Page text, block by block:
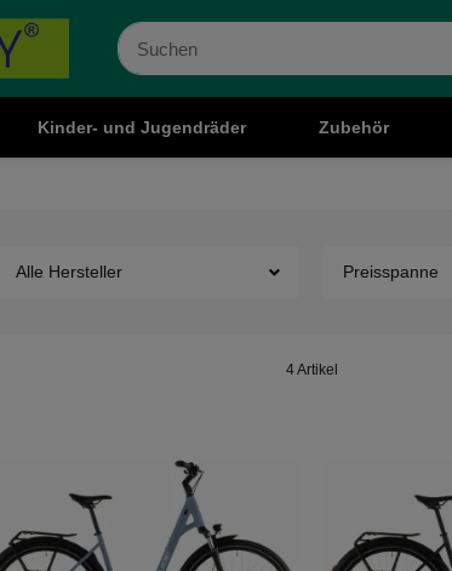
Kinder- und Jugendräder Zubehör
Alle Hersteller Preisspanne
4 Artikel